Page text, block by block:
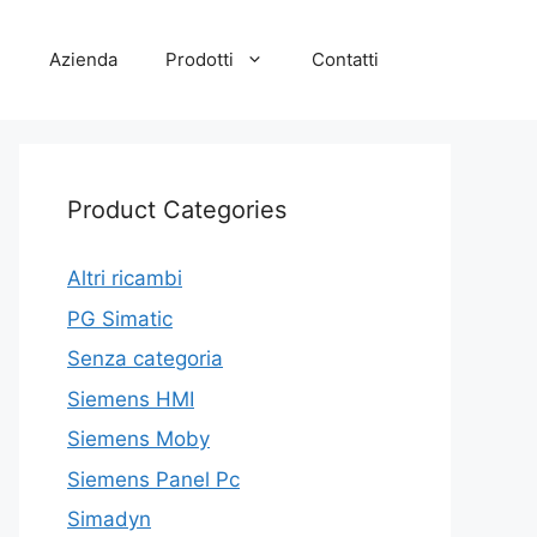
Azienda Prodotti Contatti
Product Categories
Altri ricambi
PG Simatic
Senza categoria
Siemens HMI
Siemens Moby
Siemens Panel Pc
Simadyn